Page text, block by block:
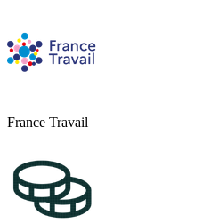
La jupe
Le pantalon
Patte de boutonnage et
Finitions et repassage
La blouse
Réalisation complète
Gestion de la qualité
Transmettre des informations
France Travail